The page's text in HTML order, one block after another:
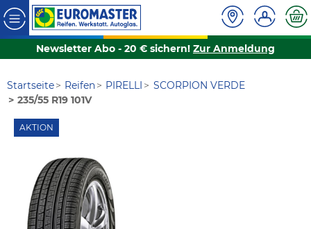
Newsletter Abo - 20 € sichern! Zur Anmeldung
Startseite Reifen PIRELLI
SCORPION VERDE
235/55 R19 101V
AKTION